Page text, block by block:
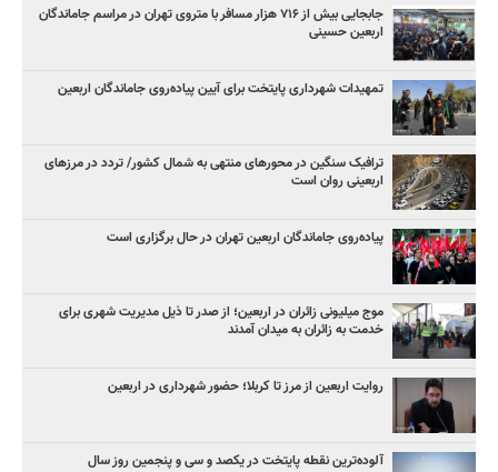
جابجایی بیش از ۷۱۶ هزار مسافر با متروی تهران در مراسم جاماندگان
اربعین حسینی
تمهیدات شهرداری پایتخت برای آیین پیاده‌روی جاماندگان اربعین
ترافیک سنگین در محورهای منتهی به شمال کشور/ تردد در مرزهای
اربعینی روان است
پیاده‌روی جاماندگان اربعین تهران در حال برگزاری است
موج میلیونی زائران در اربعین؛ از صدر تا ذیل مدیریت شهری برای
خدمت به زائران به میدان آمدند
روایت اربعین از مرز تا کربلا؛ حضور شهرداری در اربعین
آلوده‌ترین نقطه پایتخت در یکصد و سی‌ و پنجمین روز سال